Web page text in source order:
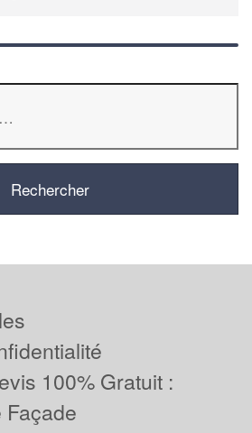
100% Gratuit :
Façade